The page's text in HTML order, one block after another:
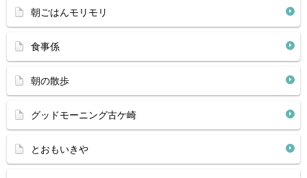
朝ごはんモリモリ
食事係
朝の散歩
グッドモーニング古ケ崎
とおもいきや